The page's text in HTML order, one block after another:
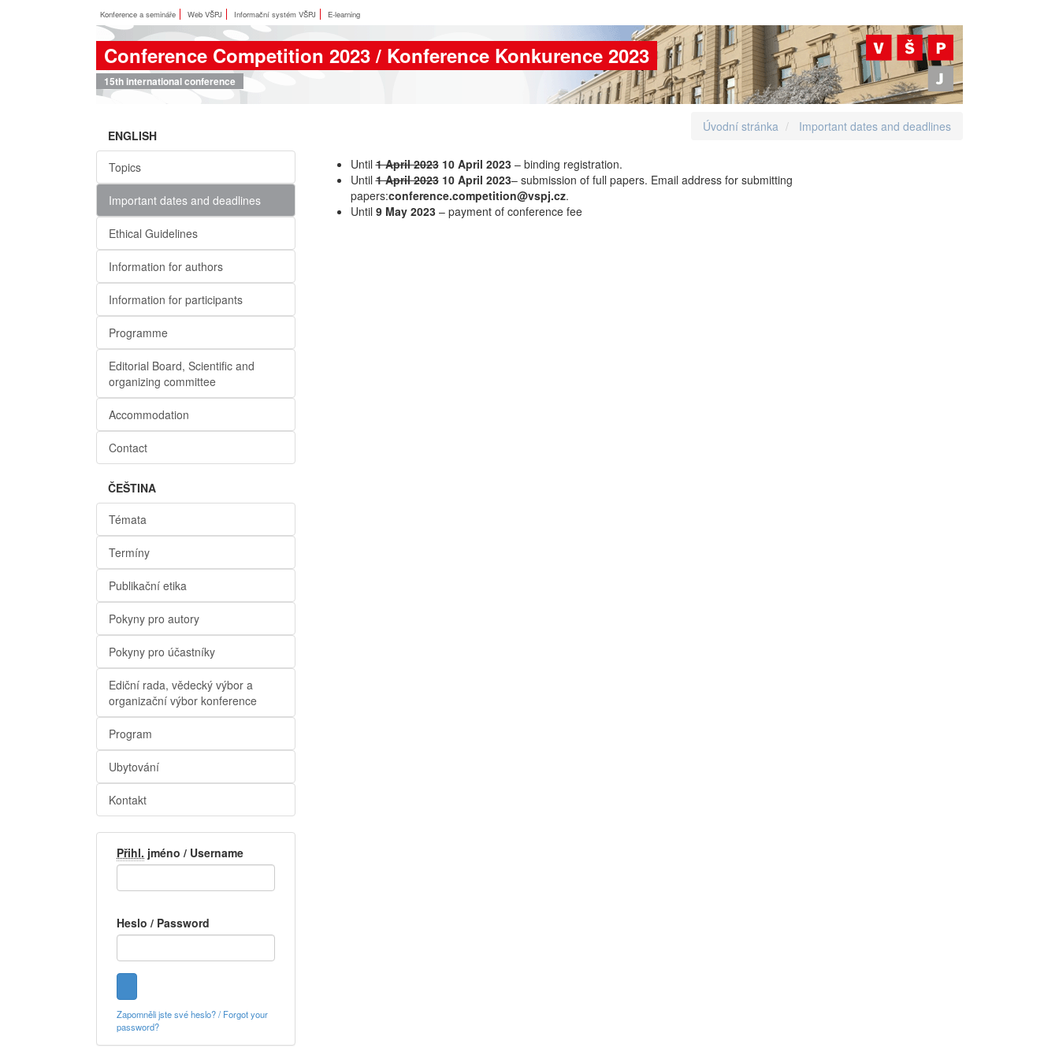
Konference a semináře Web VŠPJ Informační systém VŠPJ E-learning
Conference Competition 2023 / Konference Konkurence 2023
15th international conference
ENGLISH
Topics
Important dates and deadlines
Ethical Guidelines
Information for authors
Information for participants
Programme
Editorial Board, Scientific and
organizing committee
Accommodation
Contact
ČEŠTINA
Témata
Termíny
Publikační etika
Pokyny pro autory
Pokyny pro účastníky
Ediční rada, vědecký výbor a
organizační výbor konference
Program
Ubytování
Kontakt
Přihl. jméno / Username
Heslo / Password
Zapomněli jste své heslo? / Forgot your
password?
Úvodní stránka Important dates and deadlines
Until1 April 202310 April 2023– binding registration.
Until1 April 2023 10 April 2023– submission of full papers. Email address for submitting
papers:conference.competition@vspj.cz.
Until 9 May 2023– payment of conference fee